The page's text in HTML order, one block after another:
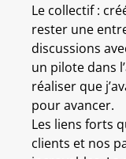
Le collectif :
rester une
discussions
un pilote dans
réaliser que
pour avancer.
Les liens forts
clients et nos